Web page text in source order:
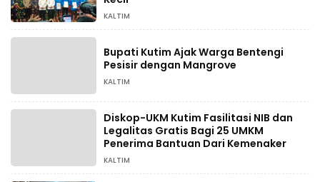
KALTIM
Bupati Kutim Ajak Warga Bentengi
Pesisir dengan Mangrove
KALTIM
Diskop-UKM Kutim Fasilitasi NIB dan
Legalitas Gratis Bagi 25 UMKM
Penerima Bantuan Dari Kemenaker
KALTIM